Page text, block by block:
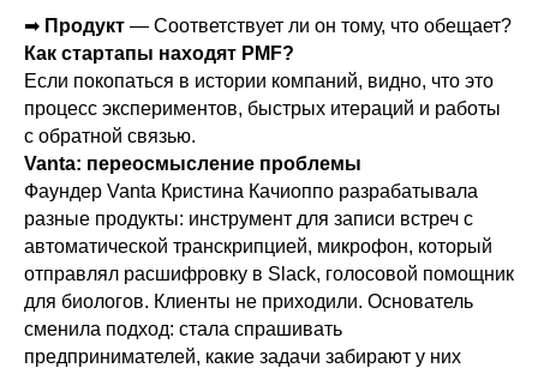
➡ Продукт — Соответствует ли он тому, что обещает?
Как стартапы находят PMF?
Если покопаться в истории компаний, видно, что это
процесс экспериментов, быстрых итераций и работы
с обратной связью.
Vanta: переосмысление проблемы
Фаундер Vanta Кристина Качиоппо разрабатывала
разные продукты: инструмент для записи встреч с
автоматической транскрипцией, микрофон, который
отправлял расшифровку в Slack, голосовой помощник
для биологов. Клиенты не приходили. Основатель
сменила подход: стала спрашивать
предпринимателей, какие задачи забирают у них